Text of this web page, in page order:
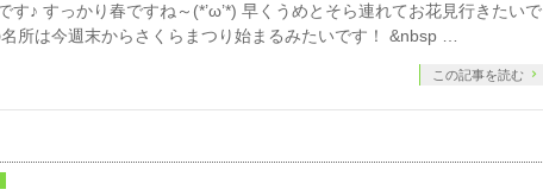
す♪ すっかり春ですね～(*’ω’*) 早くうめとそら連れてお花見行きたいで
所は今週末からさくらまつり始まるみたいです！ &nbsp …
この記事を読む